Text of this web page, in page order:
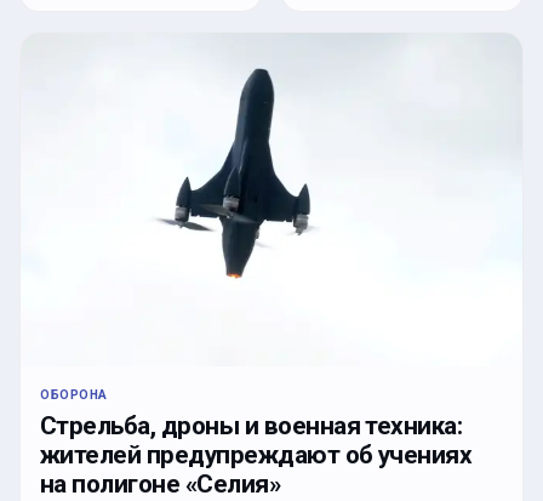
ОБОРОНА
Стрельба, дроны и военная техника:
жителей предупреждают об учениях
на полигоне «Селия»